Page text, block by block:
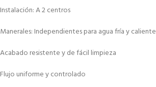
Instalación: A 2 centros
Manerales: Independientes para agua fría y caliente
Acabado resistente y de fácil limpieza
Flujo uniforme y controlado